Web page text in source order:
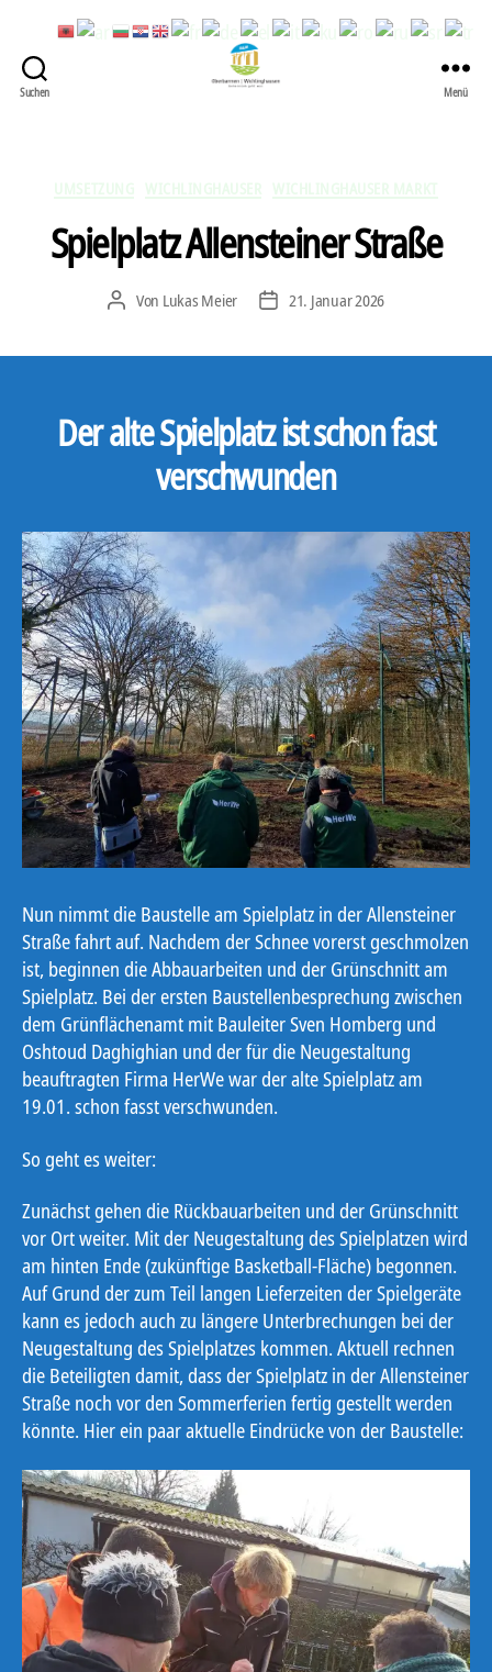
Suchen Menü
Spielplatz Allensteiner Straße
Beitragsautor
Von Lukas Meier Veröffentlichungsdatum
21. Januar 2026
Der alte Spielplatz ist schon fast
verschwunden
Nun nimmt die Baustelle am Spielplatz in der Allensteiner
Straße fahrt auf. Nachdem der Schnee vorerst geschmolzen
ist, beginnen die Abbauarbeiten und der Grünschnitt am
Spielplatz. Bei der ersten Baustellenbesprechung zwischen
dem Grünflächenamt mit Bauleiter Sven Homberg und
Oshtoud Daghighian und der für die Neugestaltung
beauftragten Firma HerWe war der alte Spielplatz am
19.01. schon fasst verschwunden.
So geht es weiter:
Zunächst gehen die Rückbauarbeiten und der Grünschnitt
vor Ort weiter. Mit der Neugestaltung des Spielplatzen wird
am hinten Ende (zukünftige Basketball-Fläche) begonnen.
Auf Grund der zum Teil langen Lieferzeiten der Spielgeräte
kann es jedoch auch zu längere Unterbrechungen bei der
Neugestaltung des Spielplatzes kommen. Aktuell rechnen
die Beteiligten damit, dass der Spielplatz in der Allensteiner
Straße noch vor den Sommerferien fertig gestellt werden
könnte. Hier ein paar aktuelle Eindrücke von der Baustelle: